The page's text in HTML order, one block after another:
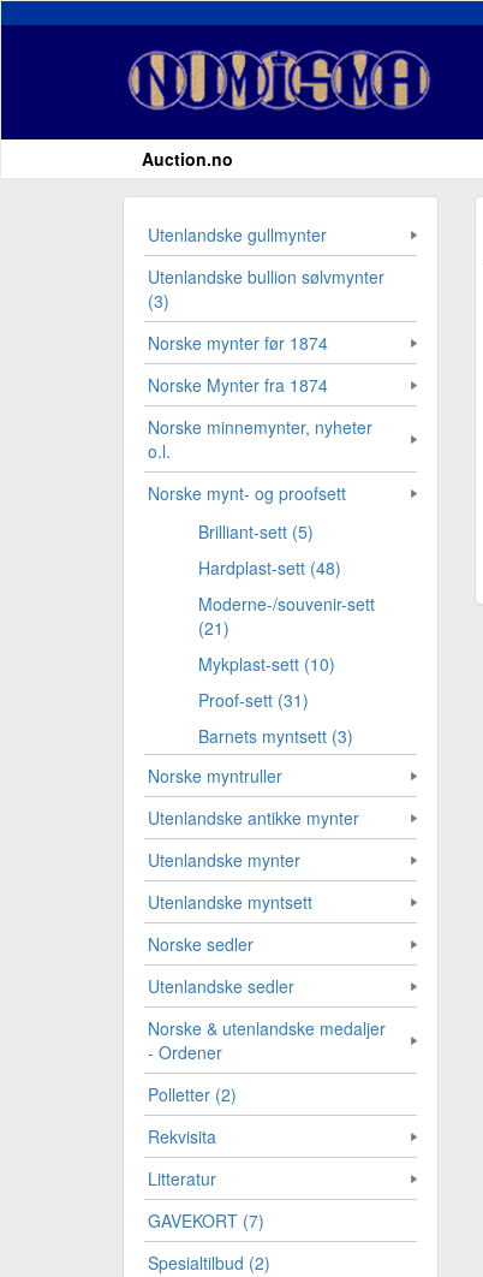
Auction.no
Utenlandske gullmynter
Utenlandske bullion sølvmynter
(3)
Norske mynter før 1874
Norske Mynter fra 1874
Norske minnemynter, nyheter
o.l.
Norske mynt- og proofsett
Brilliant-sett (5)
Hardplast-sett (48)
Moderne-/souvenir-sett
(21)
Mykplast-sett (10)
Proof-sett (31)
Barnets myntsett (3)
Norske myntruller
Utenlandske antikke mynter
Utenlandske mynter
Utenlandske myntsett
Norske sedler
Utenlandske sedler
Norske & utenlandske medaljer
- Ordener
Polletter (2)
Rekvisita
Litteratur
GAVEKORT (7)
Spesialtilbud (2)